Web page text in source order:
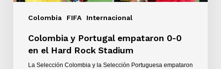
Colombia FIFA Internacional
Colombia y Portugal empataron 0-0
en el Hard Rock Stadium
La Selección Colombia y la Selección Portuguesa empataron